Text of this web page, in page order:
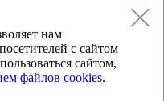
данных
нам
с сайтом
сайтом,
файлов cookies.